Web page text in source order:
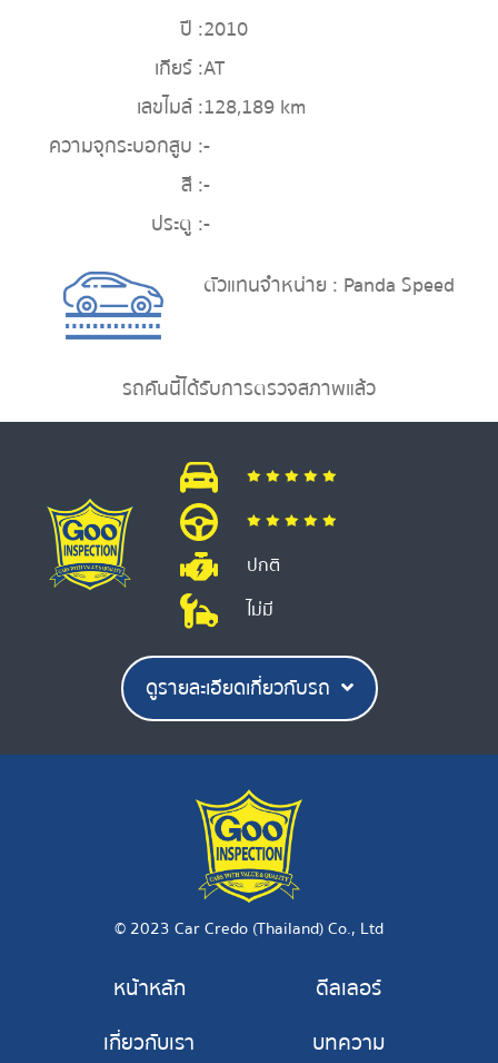
ปี :2010
เกียร์ :AT
เลขไมล์ :128,189 km
ความจุกระบอกสูบ :-
สี :-
ประตู :-
ตัวแทนจำหน่าย : Panda Speed
รถคันนี้ได้รับการตรวจสภาพแล้ว
ปกติ
ไม่มี
ดูรายละเอียดเกี่ยวกับรถ
© 2023 Car Credo (Thailand) Co., Ltd
หน้าหลัก
เกี่ยวกับเรา
ดีลเลอร์
บทความ